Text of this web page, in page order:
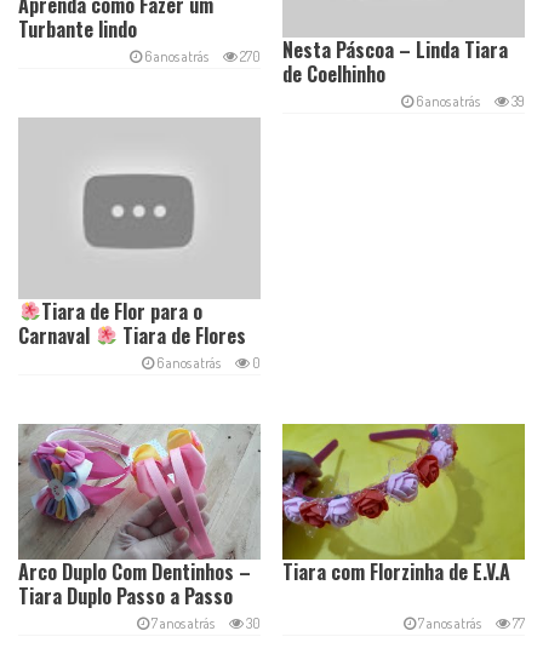
Nesta Páscoa – Linda Tiara
de Coelhinho
6 anos atrás 39
Turbante lindo
6 anos atrás 270
Tiara de Flor para o
Carnaval
Tiara de Flores
6 anos atrás 0
Tiara com Florzinha de E.V.A
7 anos atrás 77
Arco Duplo Com Dentinhos –
Tiara Duplo Passo a Passo
7 anos atrás 30